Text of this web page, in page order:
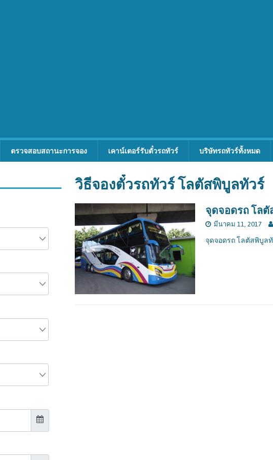
ตรวจสอบสถานะการจอง เคาน์เตอร์รับตั๋วรถทัวร์ บริษัทรถทัวร์ทั้งหมด
วิธีจองตั๋วรถทัวร์ โลตัสพิบูลทัวร์
จุดจอดรถ โล
มีนาคม 11, 2017
จุดจอดรถ โลตัสพิบูล